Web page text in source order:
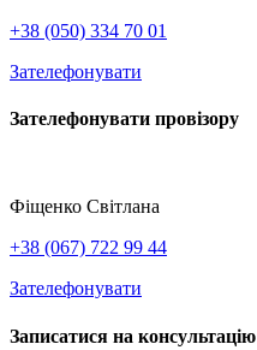
+38 (050) 334 70 01
Зателефонувати
Зателефонувати провізору
Фіщенко Світлана
+38 (067) 722 99 44
Зателефонувати
Записатися на консультацію